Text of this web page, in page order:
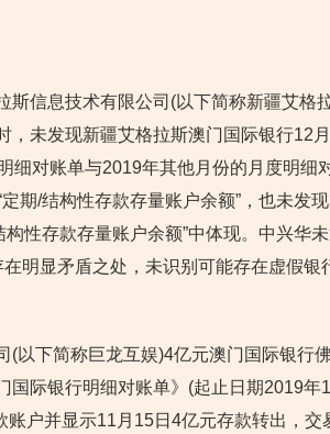
斯信息技术有限公司(以下简称新疆艾格
，未发现新疆艾格拉斯澳门国际银行12
细对账单与2019年其他月份的月度明细
期/结构性存款存量账户余额”，也未发
性存款存量账户余额”中体现。中兴华
明显矛盾之处，未识别可能存在虚假银
(以下简称巨龙互娱)4亿元澳门国际银行
际银行明细对账单》(起止日期2019年
户并显示11月15日4亿元存款转出，交